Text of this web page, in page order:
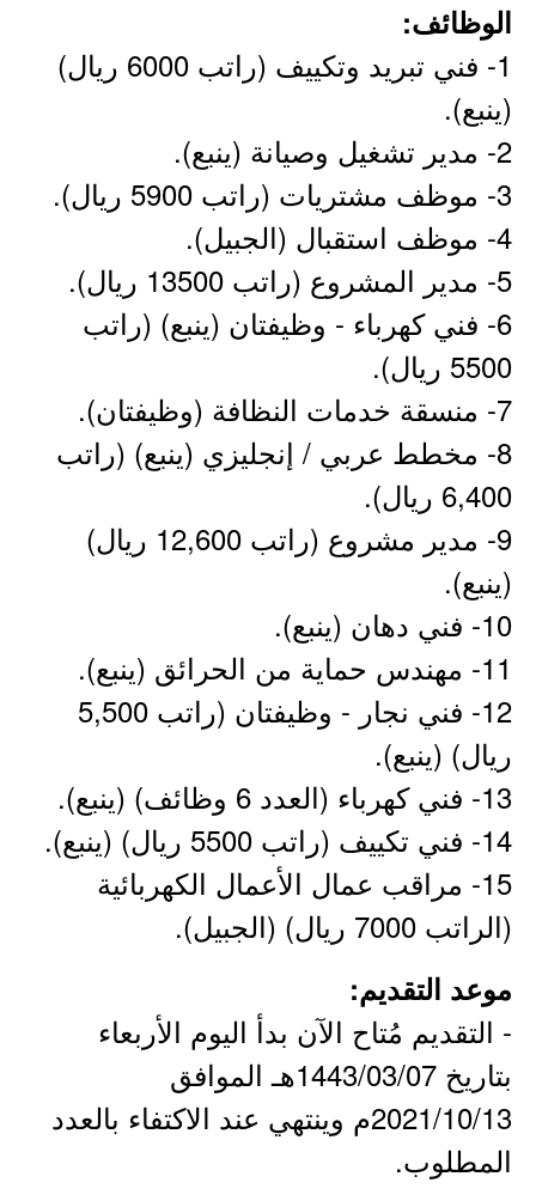
الوظائف:
1- فني تبريد وتكييف (راتب 6000 ريال)
(ينبع).
2- مدير تشغيل وصيانة (ينبع).
3- موظف مشتريات (راتب 5900 ريال).
4- موظف استقبال (الجبيل).
5- مدير المشروع (راتب 13500 ريال).
6- فني كهرباء - وظيفتان (ينبع) (راتب
5500 ريال).
7- منسقة خدمات النظافة (وظيفتان).
8- مخطط عربي / إنجليزي (ينبع) (راتب
6,400 ريال).
9- مدير مشروع (راتب 12,600 ريال)
(ينبع).
10- فني دهان (ينبع).
11- مهندس حماية من الحرائق (ينبع).
12- فني نجار - وظيفتان (راتب 5,500
ريال) (ينبع).
13- فني كهرباء (العدد 6 وظائف) (ينبع).
14- فني تكييف (راتب 5500 ريال) (ينبع).
15- مراقب عمال الأعمال الكهربائية
(الراتب 7000 ريال) (الجبيل).
موعد التقديم:
- التقديم مُتاح الآن بدأ اليوم الأربعاء
بتاريخ 1443/03/07هـ الموافق
2021/10/13م وينتهي عند الاكتفاء بالعدد
المطلوب.